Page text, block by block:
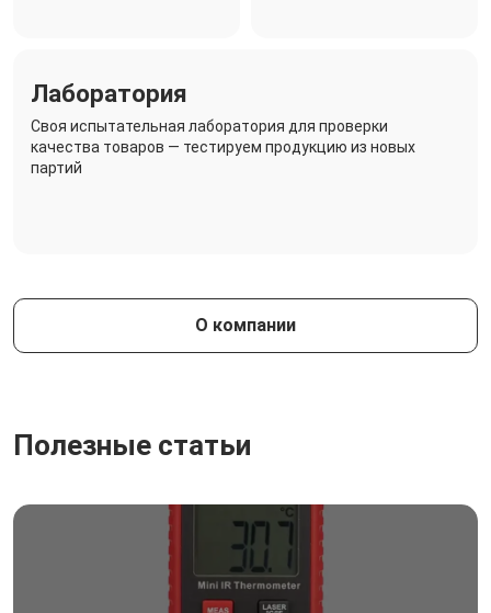
Лаборатория
Своя испытательная лаборатория для проверки
качества товаров — тестируем продукцию из новых
партий
О компании
Полезные статьи